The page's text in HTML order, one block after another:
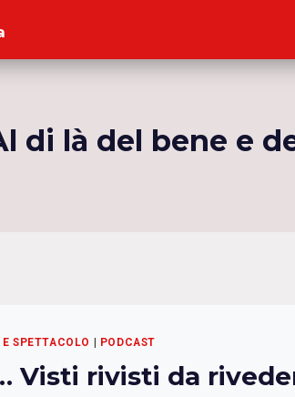
di là del bene e
SPETTACOLO PODCAST
Visti rivisti da